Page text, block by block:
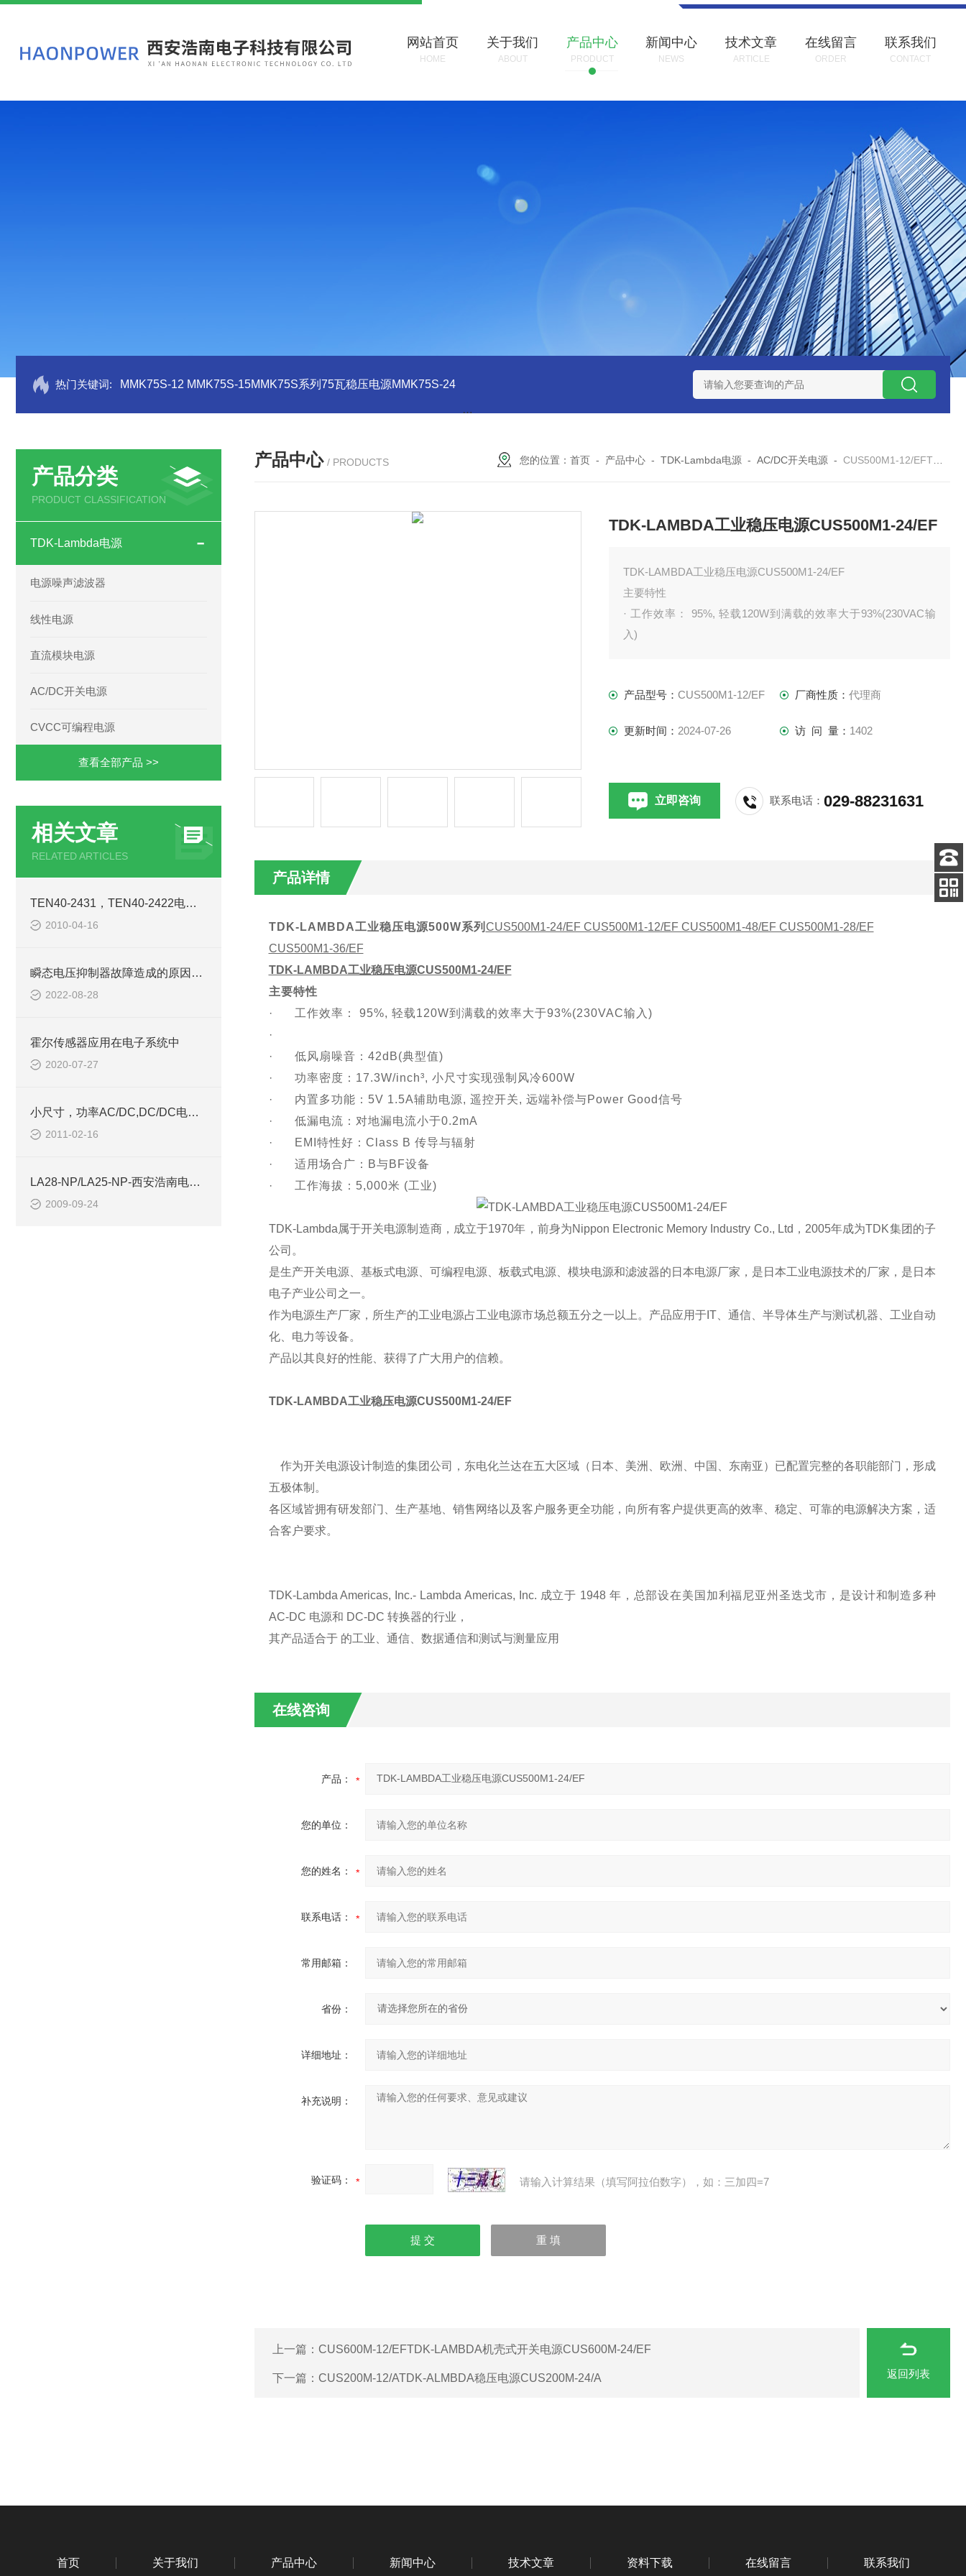
网站首页
HOME
关于我们
ABOUT
产品中心
PRODUCT
新闻中心
NEWS
技术文章
ARTICLE
在线留言
ORDER
联系我们
CONTACT
热门关键词: MMK75S-12 MMK75S-15MMK75S系列75瓦稳压电源MMK75S-24 MMK150S-15 MMK150S-5150W系列开关电源MMK150S-24 MMK150S-12 MMK320S-12
产品分类
PRODUCT CLASSIFICATION
TDK-Lambda电源
电源噪声滤波器
线性电源
直流模块电源
AC/DC开关电源
CVCC可编程电源
查看全部产品 >>
相关文章
RELATED ARTICLES
TEN40-2431，TEN40-2422电源模块西安浩南电子科技
2010-04-16
瞬态电压抑制器故障造成的原因是什么呢
2022-08-28
霍尔传感器应用在电子系统中
2020-07-27
小尺寸，功率AC/DC,DC/DC电源模块西安浩南电子
2011-02-16
LA28-NP/LA25-NP-西安浩南电子科技有限公司
2009-09-24
产品中心 / PRODUCTS 您的位置：首页 - 产品中心 -TDK-Lambda电源 -AC/DC开关电源 -CUS500M1-12/EFTDK-LAMBDA工业稳压电源CUS500M1-24/EF
TDK-LAMBDA工业稳压电源CUS500M1-24/EF
TDK-LAMBDA工业稳压电源CUS500M1-24/EF
主要特性
· 工作效率： 95%, 轻载120W到满载的效率大于93%(230VAC输
入)
产品型号：CUS500M1-12/EF 厂商性质： 代理商
更新时间： 2024-07-26 访 问 量： 1402
立即咨询 联系电话：029-88231631
产品详情
TDK-LAMBDA工业稳压电源500W系列 CUS500M1-24/EF CUS500M1-12/EF CUS500M1-48/EF CUS500M1-28/EF
CUS500M1-36/EF
TDK-LAMBDA工业稳压电源CUS500M1-24/EF
主要特性
·
工作效率： 95%, 轻载120W到满载的效率大于93%(230VAC输入 )
·
·
低风扇噪音： 42dB(典型值)
·
功率密度： 17.3W/inch³, 小尺寸实现强制风冷600W
·
内置多功能： 5V 1.5A辅助电源, 遥控开关, 远端补偿与Power Good信号
·
低漏电流：对地漏电流小于0.2mA
·
EMI 特性好： Class B 传导与辐射
·
适用场合广： B与BF设备
·
工作海拔： 5,000米 (工业)
TDK-Lambda属于开关电源制造商，成立于1970年，前身为Nippon Electronic Memory Industry Co., Ltd，2005年成为TDK集团的子
公司。
是生产开关电源、基板式电源、可编程电源、板载式电源、模块电源和滤波器的日本电源厂家，是日本工业电源技术的厂家，是日本
电子产业公司之一。
作为电源生产厂家，所生产的工业电源占工业电源市场总额五分之一以上。产品应用于IT、通信、半导体生产与测试机器、工业自动
化、电力等设备。
产品以其良好的性能、获得了广大用户的信赖。
TDK-LAMBDA工业稳压电源CUS500M1-24/EF
作为开关电源设计制造的集团公司，东电化兰达在五大区域（日本、美洲、欧洲、中国、东南亚）已配置完整的各职能部门，形成
五极体制。
各区域皆拥有研发部门、生产基地、销售网络以及客户服务更全功能，向所有客户提供更高的效率、稳定、可靠的电源解决方案，适
合客户要求。
TDK-Lambda Americas, Inc.- Lambda Americas, Inc. 成立于 1948 年，总部设在美国加利福尼亚州圣迭戈市，是设计和制造多种
AC-DC 电源和 DC-DC 转换器的行业，
其产品适合于 的工业、通信、数据通信和测试与测量应用
在线咨询
产品：
您的单位：
您的姓名：
联系电话：
常用邮箱：
省份：
详细地址：
补充说明：
验证码： 请输入计算结果（填写阿拉伯数字），如：三加四=7
上一篇： CUS600M-12/EFTDK-LAMBDA机壳式开关电源CUS600M-24/EF
下一篇： CUS200M-12/ATDK-ALMBDA稳压电源CUS200M-24/A 返回列表
首页 关于我们 产品中心 新闻中心 技术文章 资料下载 在线留言 联系我们
客服
电话